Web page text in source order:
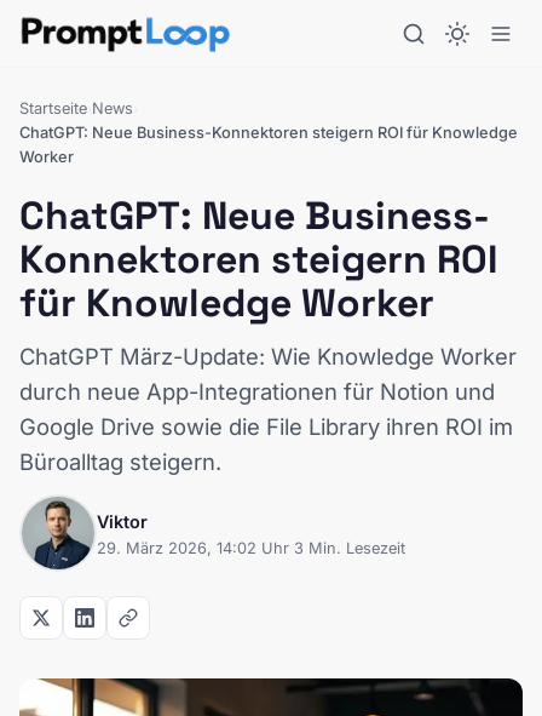
Startseite News
ChatGPT: Neue Business-Konnektoren steigern ROI für Knowledge
Worker
ChatGPT: Neue Business-
Konnektoren steigern ROI
für Knowledge Worker
ChatGPT März-Update: Wie Knowledge Worker
durch neue App-Integrationen für Notion und
Google Drive sowie die File Library ihren ROI im
Büroalltag steigern.
Viktor
29. März 2026, 14:02 Uhr 3 Min. Lesezeit